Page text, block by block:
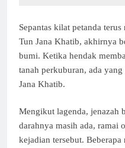
Sepantas kilat petanda
Tun Jana Khatib, akhirnya
bumi. Ketika hendak
tanah perkuburan, ada
Jana Khatib.
Mengikut lagenda, jenazah
darahnya masih ada, ramai
kejadian tersebut.